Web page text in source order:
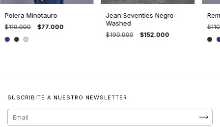
Polera Minotauro
$110.000 $77.000
Jean Seventies Negro
Washed
$190.000 $152.000
SUSCRIBITE A NUESTRO NEWSLETTER